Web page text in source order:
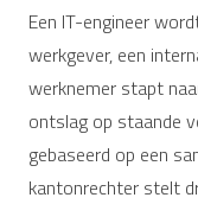
Een IT-engineer
werkgever, een
werknemer stapt
ontslag op staande
gebaseerd op een
kantonrechter stelt